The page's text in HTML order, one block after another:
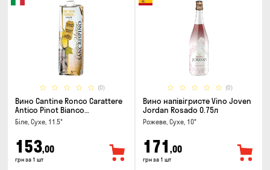
(0)
Вино Cantine Ronco Carattere
Antico Pinot Bianco
Chardonnay Rubicone IGT 1л
Біле, Сухе, 11.5°
153,00
грн за 1 шт
(0)
Вино напівігристе Vino Joven
Jordan Rosado 0.75л
Рожеве, Сухе, 10°
171 ,00
грн за 1 шт